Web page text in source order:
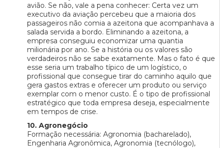
avião. Se não, vale a pena conhecer: Certa vez um
executivo da aviação percebeu que a maioria dos
passageiros não comia a azeitona que acompanhava a
salada servida a bordo. Eliminando a azeitona, a
empresa conseguiu economizar uma quantia
milionária por ano. Se a história ou os valores são
verdadeiros não se sabe exatamente. Mas o fato é que
esse seria um trabalho típico de um logístico, o
profissional que consegue tirar do caminho aquilo que
gera gastos extras e oferecer um produto ou serviço
exemplar com o menor custo. É o tipo de profissional
estratégico que toda empresa deseja, especialmente
em tempos de crise.
10. Agronegócio
Formação necessária: Agronomia (bacharelado),
Engenharia Agronômica, Agronomia (tecnólogo),